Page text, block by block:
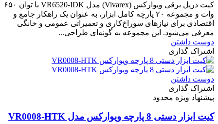
کیت دریل برقی ویوارکس (Vivarex) مدل VR6520-IDK با توان ۶۵۰
وات و مجموعه ۲۰ پارچه کامل ابزار، به عنوان یک راهکار جامع و
اقتصادی برای نیازهای سوراخ‌کاری و تعمیراتی عمومی و خانگی
معرفی می‌شود. این مجموعه به گونه‌ای طراحی...
دوست داشتن
اشتراک گذاری
دوست داشتن
اشتراک گذاری
پیشنهاد ویژه محدود
کیت ابزار دستی 8 پارچه ویوارکس مدل VR0008-HTK